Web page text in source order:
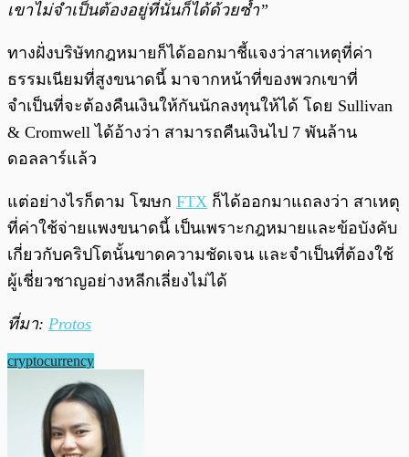
เขาไม่จำเป็นต้องอยู่ที่นั่นก็ได้ด้วยซ้ำ”
ทางฝั่งบริษัทกฎหมายก็ได้ออกมาชี้แจงว่าสาเหตุที่ค่า
ธรรมเนียมที่สูงขนาดนี้ มาจากหน้าที่ของพวกเขาที่
จำเป็นที่จะต้องคืนเงินให้กันนักลงทุนให้ได้ โดย Sullivan
& Cromwell ได้อ้างว่า สามารถคืนเงินไป 7 พันล้าน
ดอลลาร์แล้ว
แต่อย่างไรก็ตาม โฆษก FTX ก็ได้ออกมาแถลงว่า สาเหตุ
ที่ค่าใช้จ่ายแพงขนาดนี้ เป็นเพราะกฎหมายและข้อบังคับ
เกี่ยวกับคริปโตนั้นขาดความชัดเจน และจำเป็นที่ต้องใช้
ผู้เชี่ยวชาญอย่างหลีกเลี่ยงไม่ได้
ที่มา: Protos
cryptocurrency